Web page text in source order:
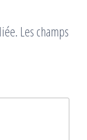
Les champs